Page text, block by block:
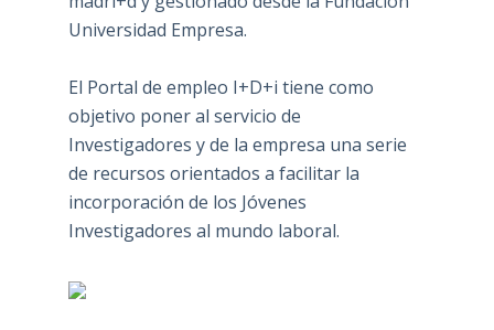
Universidad Empresa.
El Portal de empleo I+D+i tiene como
objetivo poner al servicio de
Investigadores y de la empresa una serie
de recursos orientados a facilitar la
incorporación de los Jóvenes
Investigadores al mundo laboral.